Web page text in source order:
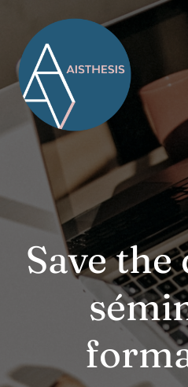
Save the